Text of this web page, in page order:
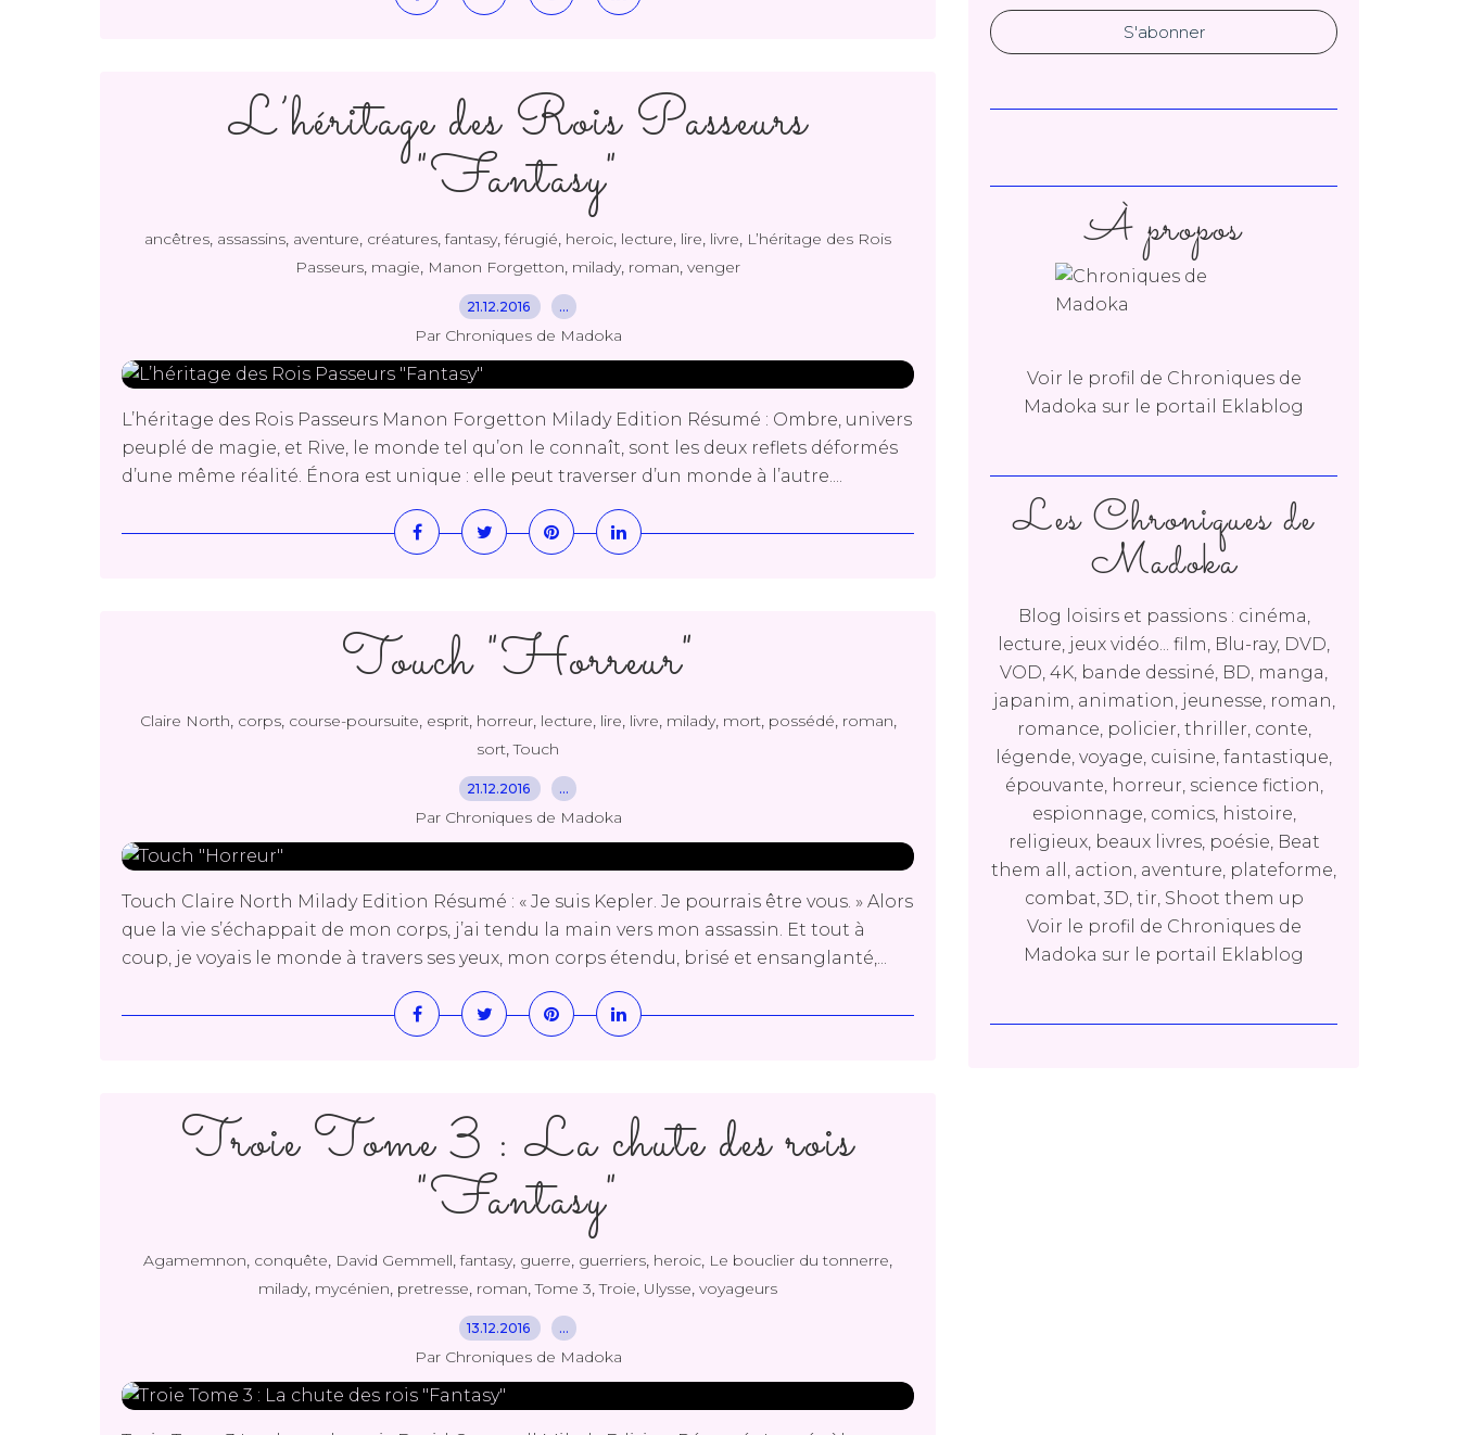
L’héritage des Rois Passeurs
"Fantasy"
ancêtres, assassins, aventure, créatures,fantasy,férugié, heroic, lecture, lire, livre, L’héritage des Rois
Passeurs, magie, Manon Forgetton, milady, roman, venger
21.12.2016 …
Par Chroniques de Madoka
L’héritage des Rois Passeurs Manon Forgetton Milady Edition Résumé : Ombre, univers
peuplé de magie, et Rive, le monde tel qu’on le connaît, sont les deux reflets déformés
d’une même réalité. Énora est unique : elle peut traverser d’un monde à l’autre....
Touch "Horreur"
Claire North, corps, course-poursuite, esprit, horreur, lecture, lire, livre, milady, mort, possédé, roman,
sort,Touch
21.12.2016 …
Par Chroniques de Madoka
Touch Claire North Milady Edition Résumé : « Je suis Kepler. Je pourrais être vous. » Alors
que la vie s’échappait de mon corps, j’ai tendu la main vers mon assassin. Et tout à
coup, je voyais le monde à travers ses yeux, mon corps étendu, brisé et ensanglanté,...
Troie Tome 3 : La chute des rois
"Fantasy"
Agamemnon, conquête, David Gemmell,fantasy, guerre, guerriers, heroic, Le bouclier du tonnerre,
milady, mycénien, pretresse, roman,Tome 3,Troie, Ulysse, voyageurs
13.12.2016 …
Par Chroniques de Madoka
Les Chroniques de
Madoka
Blog loisirs et passions : cinéma,
lecture, jeux vidéo... film, Blu-ray, DVD,
VOD, 4K, bande dessiné, BD, manga,
japanim, animation, jeunesse, roman,
romance, policier, thriller, conte,
légende, voyage, cuisine, fantastique,
épouvante, horreur, science fiction,
espionnage, comics, histoire,
religieux, beaux livres, poésie, Beat
them all, action, aventure, plateforme,
combat, 3D, tir, Shoot them up
Voir le profil de Chroniques de
Madoka sur le portail Eklablog
À propos
Voir le profil de Chroniques de
Madoka sur le portail Eklablog